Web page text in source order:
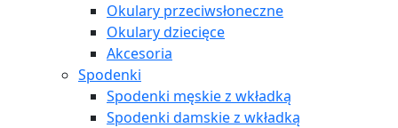
Okulary przeciwsłoneczne
Okulary dziecięce
Akcesoria
Spodenki
Spodenki męskie z wkładką
Spodenki damskie z wkładką